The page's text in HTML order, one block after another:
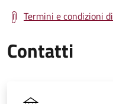
Termini e condizioni
Contatti